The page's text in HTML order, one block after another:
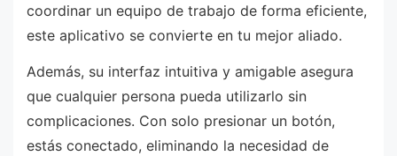
coordinar un equipo de trabajo de forma eficiente,
este aplicativo se convierte en tu mejor aliado.
Además, su interfaz intuitiva y amigable asegura
que cualquier persona pueda utilizarlo sin
complicaciones. Con solo presionar un botón,
estás conectado, eliminando la necesidad de